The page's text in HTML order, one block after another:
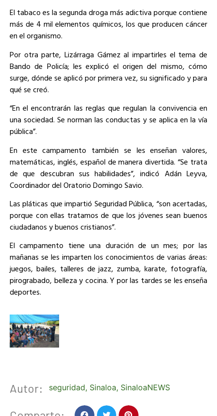
El tabaco es la segunda droga más adictiva porque contiene
más de 4 mil elementos químicos, los que producen cáncer
en el organismo.
Por otra parte, Lizárraga Gámez al impartirles el tema de
Bando de Policía; les explicó el origen del mismo, cómo
surge, dónde se aplicó por primera vez, su significado y para
qué se creó.
“En el encontrarán las reglas que regulan la convivencia en
una sociedad. Se norman las conductas y se aplica en la vía
pública”.
En este campamento también se les enseñan valores,
matemáticas, inglés, español de manera divertida. “Se trata
de que descubran sus habilidades”, indicó Adán Leyva,
Coordinador del Oratorio Domingo Savio.
Las pláticas que impartió Seguridad Pública, “son acertadas,
porque con ellas tratamos de que los jóvenes sean buenos
ciudadanos y buenos cristianos”.
El campamento tiene una duración de un mes; por las
mañanas se les imparten los conocimientos de varias áreas:
juegos, bailes, talleres de jazz, zumba, karate, fotografía,
pirograbado, belleza y cocina. Y por las tardes se les enseña
deportes.
Autor: seguridad, Sinaloa, SinaloaNEWS